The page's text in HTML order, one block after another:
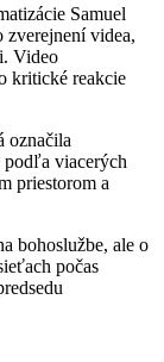
Samuel
videa,
Video
kritické reakcie
označila
podľa viacerých
priestorom a
bohoslužbe, ale o
počas